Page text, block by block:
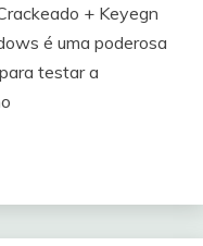
+ Keyegn
é uma poderosa
testar a